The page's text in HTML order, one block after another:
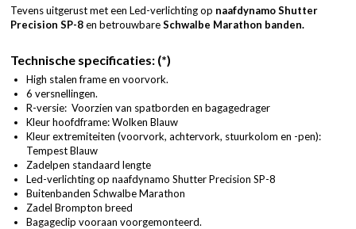
Tevens uitgerust met een Led-verlichting op naafdynamo Shutter
Precision SP-8en betrouwbareSchwalbe Marathon banden.
Technische specificaties: (*)
High stalen frame en voorvork.
6 versnellingen.
R-versie: Voorzien van spatborden en bagagedrager
Kleur hoofdframe: Wolken Blauw
Kleur extremiteiten (voorvork, achtervork, stuurkolom en -pen):
Tempest Blauw
Zadelpen standaard lengte
Led-verlichting op naafdynamo Shutter Precision SP-8
Buitenbanden Schwalbe Marathon
Zadel Brompton breed
Bagageclip vooraan voorgemonteerd.